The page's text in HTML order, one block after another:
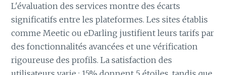
L'évaluation des services montre des écarts
significatifs entre les plateformes. Les sites établis
comme Meetic ou eDarling justifient leurs tarifs par
des fonctionnalités avancées et une vérification
rigoureuse des profils. La satisfaction des